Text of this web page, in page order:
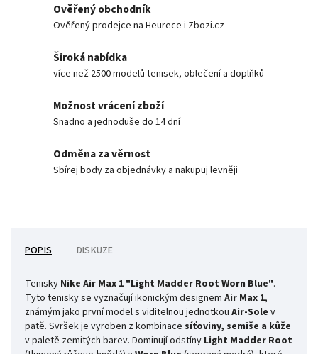
Ověřený obchodník
Ověřený prodejce na Heurece i Zbozi.cz
Široká nabídka
více než 2500 modelů tenisek, oblečení a doplňků
Možnost vrácení zboží
Snadno a jednoduše do 14 dní
Odměna za věrnost
Sbírej body za objednávky a nakupuj levněji
POPIS DISKUZE
Tenisky Nike Air Max 1 "Light Madder Root Worn Blue".
Tyto tenisky se vyznačují ikonickým designem Air Max 1,
známým jako první model s viditelnou jednotkou Air-Sole v
patě. Svršek je vyroben z kombinace síťoviny, semiše a kůže
v paletě zemitých barev. Dominují odstíny Light Madder Root